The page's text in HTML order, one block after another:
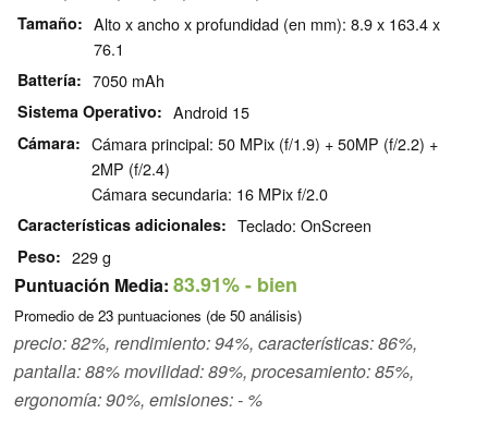
Tamaño
Alto x ancho x profundidad (en mm): 8.9 x 163.4 x
76.1
Battería 7050 mAh
Sistema Operativo Android 15
Cámara
Cámara principal: 50 MPix (f/1.9) + 50MP (f/2.2) +
2MP (f/2.4)
Cámara secundaria: 16 MPix f/2.0
Características adicionales Teclado: OnScreen
Peso 229 g
Puntuación Media: 83.91%- bien
Promedio de 23 puntuaciones (de 50 análisis)
precio: 82%, rendimiento: 94%, características: 86%,
pantalla: 88% movilidad: 89%, procesamiento: 85%,
ergonomía: 90%, emisiones: - %